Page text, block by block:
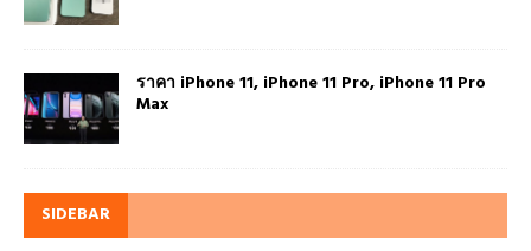
ราคา iPhone 11, iPhone 11 Pro, iPhone 11 Pro
Max
SIDEBAR